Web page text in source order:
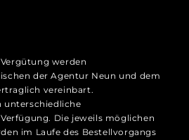
werden
der Agentur Neun und dem
vereinbart.
unterschiedliche
Die jeweils möglichen
im Laufe des Bestellvorgangs